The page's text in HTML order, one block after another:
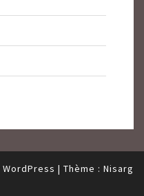
WordPress | Thème : Nisarg